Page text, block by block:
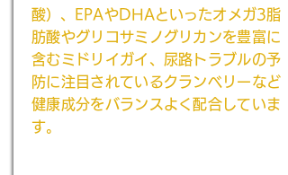
酸）、EPAやDHAといったオメガ3脂
肪酸やグリコサミノグリカンを豊富に
含むミドリイガイ、尿路トラブルの予
防に注目されているクランベリーなど
健康成分をバランスよく配合していま
す。